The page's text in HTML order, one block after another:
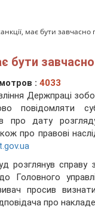
має бути
бути
: 4033
Держпраці
повідомляти
про дату
про правові
розглянув
Головного
просив
про